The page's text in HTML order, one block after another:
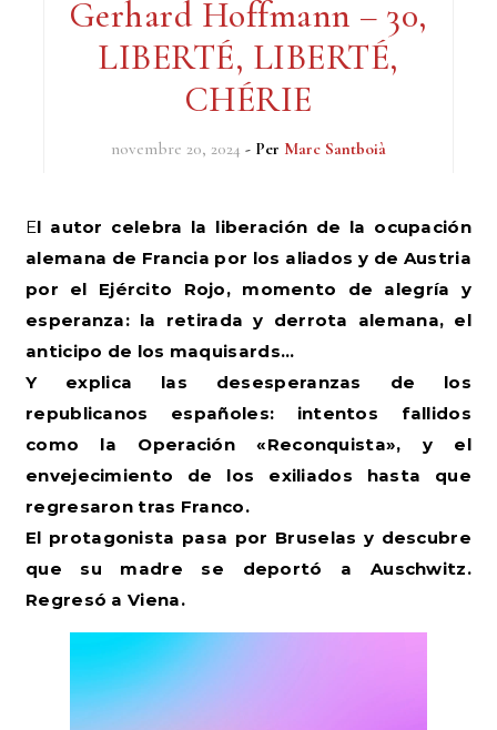
Gerhard Hoffmann – 30,
LIBERTÉ, LIBERTÉ,
CHÉRIE
novembre 20, 2024 - Per Marc Santboià
El autor celebra la liberación de la ocupación
alemana de Francia por los aliados y de Austria
por el Ejército Rojo, momento de alegría y
esperanza: la retirada y derrota alemana, el
anticipo de los maquisards…
Y explica las desesperanzas de los
republicanos españoles: intentos fallidos
como la Operación «Reconquista», y el
envejecimiento de los exiliados hasta que
regresaron tras Franco.
El protagonista pasa por Bruselas y descubre
que su madre se deportó a Auschwitz.
Regresó a Viena.